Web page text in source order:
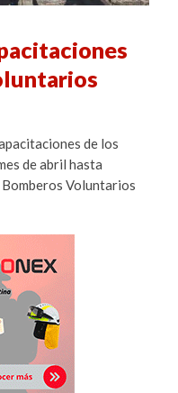
de los
de abril hasta
Voluntarios